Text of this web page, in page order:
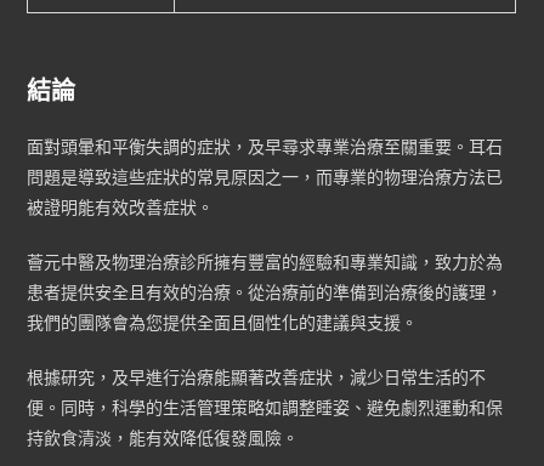
結論
面對頭暈和平衡失調的症狀，及早尋求專業治療至關重要。耳石
問題是導致這些症狀的常見原因之一，而專業的物理治療方法已
被證明能有效改善症狀。
薈元中醫及物理治療診所擁有豐富的經驗和專業知識，致力於為
患者提供安全且有效的治療。從治療前的準備到治療後的護理，
我們的團隊會為您提供全面且個性化的建議與支援。
根據研究，及早進行治療能顯著改善症狀，減少日常生活的不
便。同時，科學的生活管理策略如調整睡姿、避免劇烈運動和保
持飲食清淡，能有效降低復發風險。